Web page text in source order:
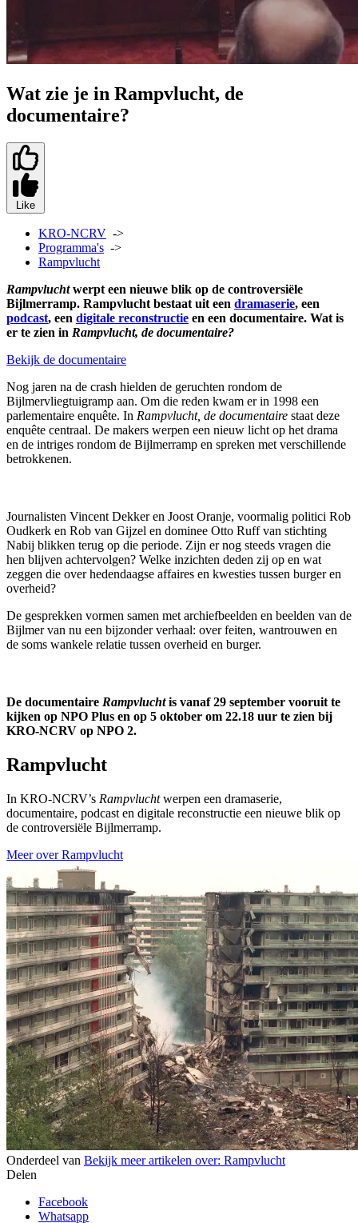
Wat zie je in Rampvlucht, de
documentaire?
Like
KRO-NCRV ->
Programma's ->
Rampvlucht
Rampvluchtwerpt een nieuwe blik op de controversiële
Bijlmerramp. Rampvlucht bestaat uit een dramaserie, een
podcast, een digitale reconstructie en een documentaire. Wat is
er te zien in Rampvlucht, de documentaire?
Bekijk de documentaire
Nog jaren na de crash hielden de geruchten rondom de
Bijlmervliegtuigramp aan. Om die reden kwam er in 1998 een
parlementaire enquête. In Rampvlucht, de documentaire staat deze
enquête centraal. De makers werpen een nieuw licht op het drama
en de intriges rondom de Bijlmerramp en spreken met verschillende
betrokkenen.
Journalisten Vincent Dekker en Joost Oranje, voormalig politici Rob
Oudkerk en Rob van Gijzel en dominee Otto Ruff van stichting
Nabij blikken terug op die periode. Zijn er nog steeds vragen die
hen blijven achtervolgen? Welke inzichten deden zij op en wat
zeggen die overhedendaagse affaires en kwesties tussen burger en
overheid?
De gesprekken vormen samen met archiefbeelden en beelden van de
Bijlmervan nu een bijzonder verhaal: over feiten, wantrouwen en
de soms wankele relatie tussen overheid en burger.
De documentaire Rampvluchtis vanaf 29 september vooruit te
kijken op NPO Plus en op 5 oktober om 22.18 uur te zien bij
KRO-NCRV op NPO 2.
Rampvlucht
In KRO-NCRV’s Rampvluchtwerpen een dramaserie,
documentaire, podcast en digitale reconstructie een nieuwe blik op
de controversiële Bijlmerramp.
Meer over Rampvlucht
Onderdeel van Bekijk meer artikelen over: Rampvlucht
Delen
Facebook
Whatsapp